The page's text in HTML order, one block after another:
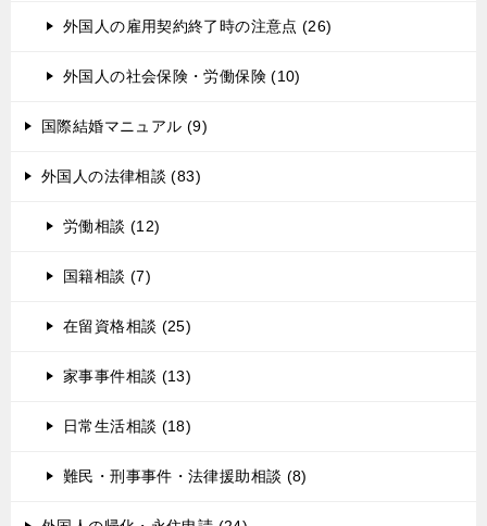
外国人の雇用契約終了時の注意点 (26)
外国人の社会保険・労働保険 (10)
国際結婚マニュアル (9)
外国人の法律相談 (83)
労働相談 (12)
国籍相談 (7)
在留資格相談 (25)
家事事件相談 (13)
日常生活相談 (18)
難民・刑事事件・法律援助相談 (8)